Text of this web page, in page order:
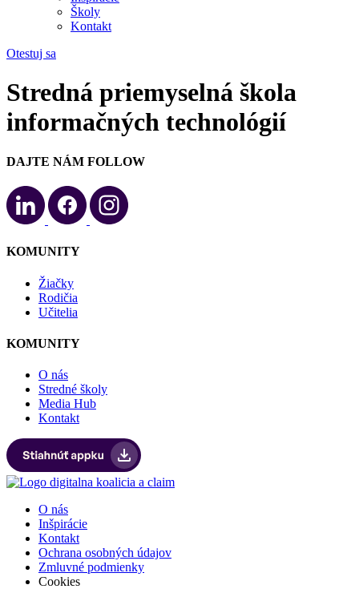
Školy
Kontakt
Otestuj sa
Stredná priemyselná škola
informačných technológií
DAJTE NÁM FOLLOW
KOMUNITY
Žiačky
Rodičia
Učitelia
KOMUNITY
O nás
Stredné školy
Media Hub
Kontakt
O nás
Inšpirácie
Kontakt
Ochrana osobných údajov
Zmluvné podmienky
Cookies